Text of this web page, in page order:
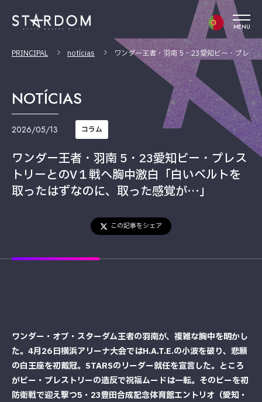
MENU
PRINCIPAL notícias ワンダー王者・羽南 5・23愛知ビー・プレス
NOTÍCIAS
2026/05/13 コラム
ワンダー王者・羽南 5・23愛知ビー・プレス
トリーとのV１戦へ胸中激白「白いベルトを
取ったはずなのに、取った感覚が…」
この記事をシェア
ワンダー・オブ・スターダム王者の羽南が、複雑な胸中を明かし
た。4月26日横浜アリーナ大会ではH.A.T.E.の小波を破り、悲願
の白王座を初戴冠。STARSのリーダー就任を宣言した。ところ
がビー・プレストリーの造反で祝福ムードは一転。そのビーを初
防衛戦で迎え撃つ5・23豊田合成記念体育館エントリオ（愛知・